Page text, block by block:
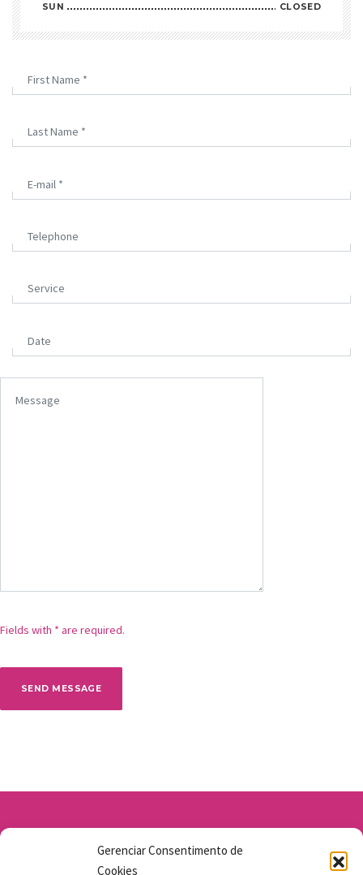
Gerenciar Consentimento de
Cookies
SUN
CLOSED
Fields with * are required.
Av. Santo Antônio 1663 - Vila Osasco
11 98211-1706